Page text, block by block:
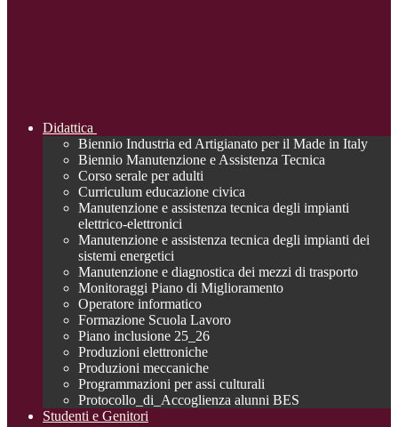
Didattica
Biennio Industria ed Artigianato per il Made in Italy
Biennio Manutenzione e Assistenza Tecnica
Corso serale per adulti
Curriculum educazione civica
Manutenzione e assistenza tecnica degli impianti
elettrico-elettronici
Manutenzione e assistenza tecnica degli impianti dei
sistemi energetici
Manutenzione e diagnostica dei mezzi di trasporto
Monitoraggi Piano di Miglioramento
Operatore informatico
Formazione Scuola Lavoro
Piano inclusione 25_26
Produzioni elettroniche
Produzioni meccaniche
Programmazioni per assi culturali
Protocollo_di_Accoglienza alunni BES
Studenti e Genitori